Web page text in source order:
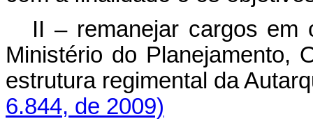
II – remanejar cargos em
Ministério do Planejamento,
estrutura regimental
6.844, de 2009)